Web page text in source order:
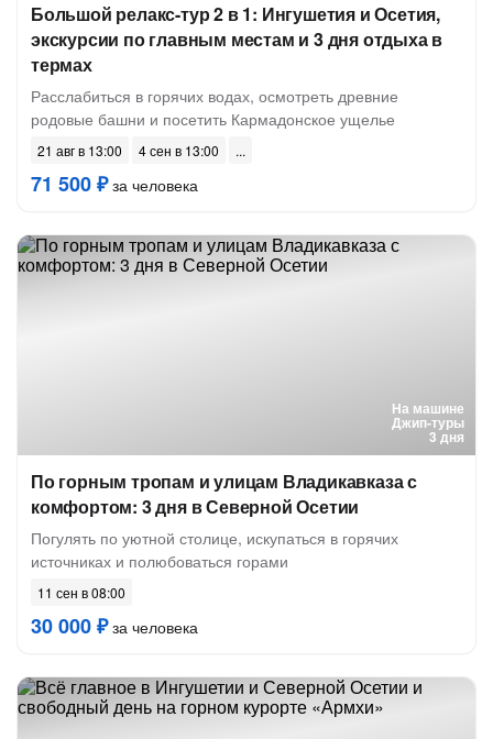
Большой релакс-тур 2 в 1: Ингушетия и Осетия,
экскурсии по главным местам и 3 дня отдыха в
термах
Расслабиться в горячих водах, осмотреть древние
родовые башни и посетить Кармадонское ущелье
21 авг в 13:00 4 сен в 13:00
71 500 ₽за человека
На машине
Джип-туры
3 дня
По горным тропам и улицам Владикавказа с
комфортом: 3 дня в Северной Осетии
Погулять по уютной столице, искупаться в горячих
источниках и полюбоваться горами
11 сен в 08:00
30 000 ₽за человека